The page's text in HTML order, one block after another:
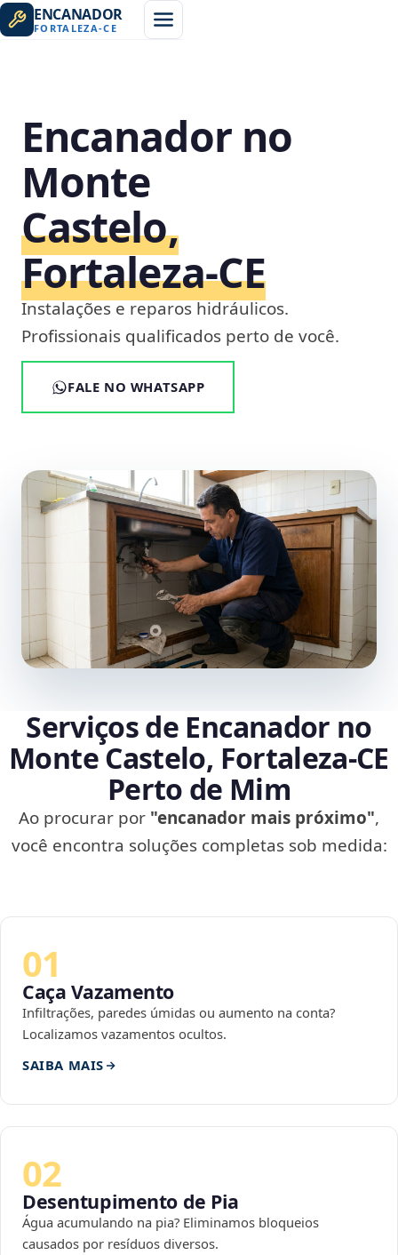
ENCANADOR
FORTALEZA-CE
Encanador no
Monte
Castelo,
Fortaleza‑CE
Instalações e reparos hidráulicos.
Profissionais qualificados perto de você.
FALE NO WHATSAPP
Serviços de Encanador no
Monte Castelo, Fortaleza‑CE
Perto de Mim
Ao procurar por "encanador mais próximo",
você encontra soluções completas sob medida:
01
Caça Vazamento
Infiltrações, paredes úmidas ou aumento na conta?
Localizamos vazamentos ocultos.
SAIBA MAIS
02
Desentupimento de Pia
Água acumulando na pia? Eliminamos bloqueios
causados por resíduos diversos.